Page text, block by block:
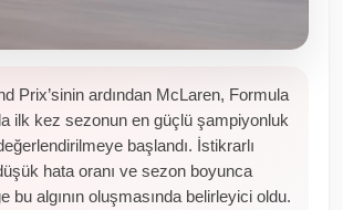
Prix’sinin ardından McLaren, Formula
ilk kez sezonun en güçlü şampiyonluk
başlandı. İstikrarlı
hata oranı ve sezon boyunca
bu algının oluşmasında belirleyici oldu.